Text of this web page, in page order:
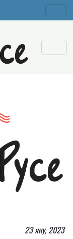
23 яну, 2023